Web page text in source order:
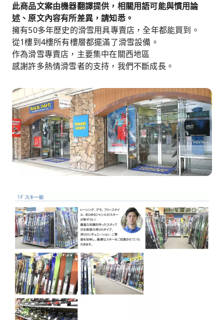
此商品文案由機器翻譯提供，相關用語可能與慣用論
述、原文內容有所差異，請知悉。
擁有50多年歷史的滑雪用具專賣店，全年都能買到。
從1樓到4樓所有樓層都擺滿了滑雪設備。
作為滑雪專賣店，主要集中在關西地區
感謝許多熱情滑雪者的支持，我們不斷成長。